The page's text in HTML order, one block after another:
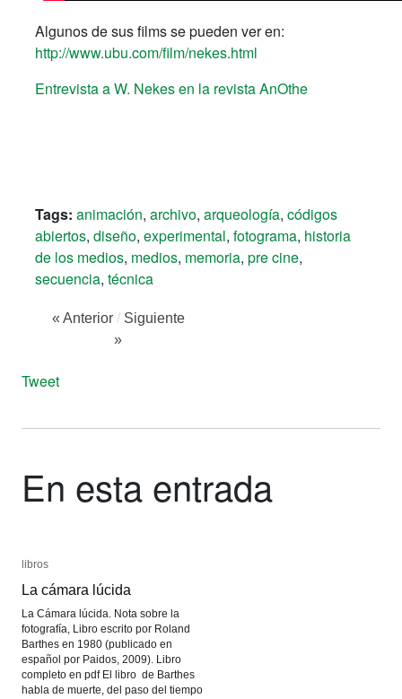
Algunos de sus films se pueden ver en:
http://www.ubu.com/film/nekes.html
Entrevista a W. Nekes en la revista AnOthe
Tags: animación, archivo, arqueología, códigos
abiertos, diseño, experimental, fotograma, historia
de los medios, medios, memoria, pre cine,
secuencia, técnica
« Anterior / Siguiente
»
Tweet
En esta entrada
libros
La cámara lúcida
La Cámara lúcida. Nota sobre la
fotografía, Libro escrito por Roland
Barthes en 1980 (publicado en
español por Paidos, 2009). Libro
completo en pdf El libro de Barthes
habla de muerte, del paso del tiempo
libros
La cámara lúcida